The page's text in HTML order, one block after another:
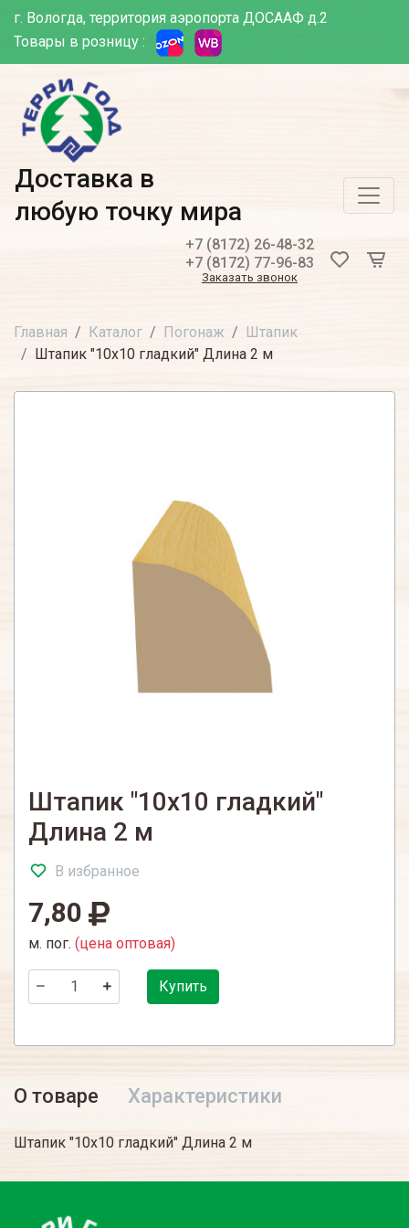
г. Вологда, территория аэропорта ДОСААФ д.2
Товары в розницу :
Доставка в
любую точку мира
+7 (8172) 26-48-32
+7 (8172) 77-96-83
Заказать звонок
Главная Каталог Погонаж
Штапик
Штапик "10х10 гладкий" Длина 2 м
Штапик "10х10 гладкий"
Длина 2 м
В избранное
7,80
м. пог. (цена оптовая)
Купить
О товаре Характеристики
Штапик "10х10 гладкий" Длина 2 м